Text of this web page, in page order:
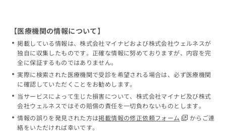
【医療機関の情報について】
掲載している情報は、株式会社マイナビおよび株式会社ウェルネスが
独自に収集したものです。正確な情報に努めておりますが、内容を完
全に保証するものではありません。
実際に検索された医療機関で受診を希望される場合は、必ず医療機関
に確認していただくことをお勧めします。
当サービスによって生じた損害について、株式会社マイナビ及び株式
会社ウェルネスではその賠償の責任を一切負わないものとします。
情報の誤りを発見された方は掲載情報の修正依頼フォーム
からご連
絡をいただければ幸いです。